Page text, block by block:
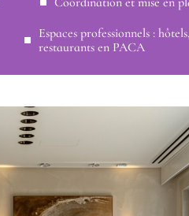
Espaces professionnels :
restaurants en PACA